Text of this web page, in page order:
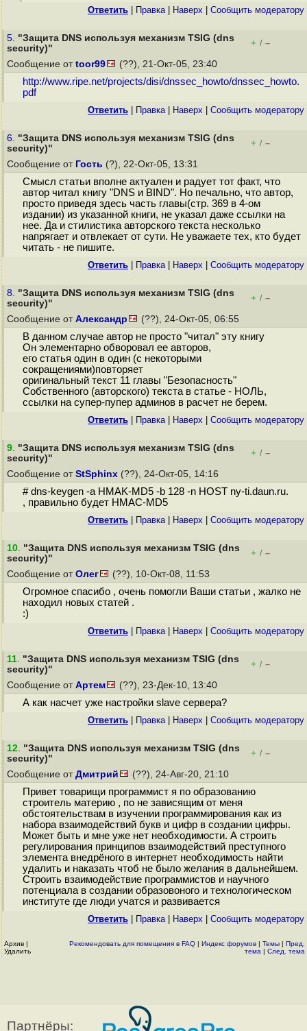
Ответить Правка| Наверх Cообщить модератору
5. "Защита DNS используя механизм TSIG (dns
security)"
+ / –
Сообщение от toor99 (??), 21-Окт-05, 23:40
http://www.ripe.net/projects/disi/dnssec_howto/dnssec_howto.
pdf
Ответить Правка| Наверх Cообщить модератору
6. "Защита DNS используя механизм TSIG (dns
security)"
+ / –
Сообщение от Гость (?), 22-Окт-05, 13:31
Смысл статьи вполне актуален и радует тот факт, что
автор читал книгу "DNS и BIND". Но печально, что автор,
просто приведя здесь часть главы(стр. 369 в 4-ом
издании) из указанной книги, не указал даже ссылки на
нее. Да и стилистика авторского текста несколько
напрягает и отвлекает от сути. Не уважаете тех, кто будет
читать - не пишите.
Ответить Правка| Наверх Cообщить модератору
8. "Защита DNS используя механизм TSIG (dns
security)"
+ / –
Сообщение от Александр (??), 24-Окт-05, 06:55
В данном случае автор не просто "читал" эту книгу
Он элементарно обворовал ее авторов,
его статья один в один (с некоторыми
сокращениями)повторяет
оригинальный текст 11 главы "Безопасность"
Собственного (авторского) текста в статье - НОЛЬ,
ссылки на супер-пупер админов в расчет не берем.
Ответить Правка| Наверх Cообщить модератору
9. "Защита DNS используя механизм TSIG (dns
security)"
+ / –
Сообщение от StSphinx (??), 24-Окт-05, 14:16
# dns-keygen -a HMAK-MD5 -b 128 -n HOST ny-ti.daun.ru.
, правильно будет HMAC-MD5
Ответить Правка| Наверх Cообщить модератору
10. "Защита DNS используя механизм TSIG (dns
security)"
+ / –
Сообщение от Олег (??), 10-Окт-08, 11:53
Огромное спасибо , очень помогли Ваши статьи , жалко не
находил новых статей .
:)
Ответить Правка| Наверх Cообщить модератору
11. "Защита DNS используя механизм TSIG (dns
security)"
+ / –
Сообщение от Артем (??), 23-Дек-10, 13:40
А как насчет уже настройки slave сервера?
Ответить Правка| Наверх Cообщить модератору
12. "Защита DNS используя механизм TSIG (dns
security)"
+ / –
Сообщение от Дмитрий (??), 24-Авг-20, 21:10
Привет товарищи программист я по образованию
строитель материю , по не зависящим от меня
обстоятельствам в изучении программирования как из
набора взаимодействий букв и цифр в создании цифры.
Может быть и мне уже нет необходимости. А строить
регулирования принципов взаимодействий преступного
элемента внедрёного в интернет необходимость найти
удалить и наказать чтоб не было желания в дальнейшем.
Строить взаимодействие программистов и научного
потенциала в создании образовоного и технологическом
институте где люди учатся и развивается
Ответить Правка| Наверх Cообщить модератору
Архив |
Удалить
Рекомендовать для помещения в FAQ | Индекс форумов | Темы | Пред.
тема | След. тема
Партнёры: